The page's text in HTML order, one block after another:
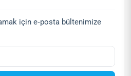
için e‑posta bültenimize